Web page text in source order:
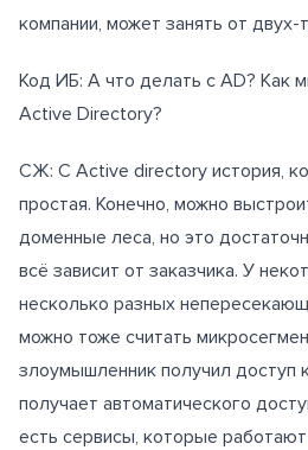
компании, может занять от двух-
Код ИБ: А что делать с AD? Как
Active Directory?
СЖ: С Active directory история,
простая. Конечно, можно
доменные леса, но это
всё зависит от заказчика. У
несколько разных
можно тоже считать
злоумышленник получил доступ
получает автоматического
есть сервисы, которые